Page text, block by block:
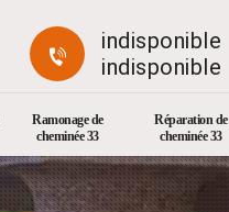
indisponible
indisponible
Ramonage de
cheminée 33
Réparation de
cheminée 33